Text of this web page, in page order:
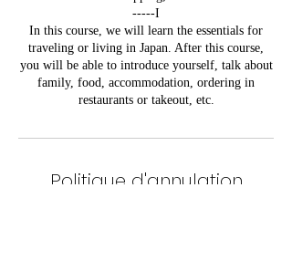
-----I
In this course, we will learn the essentials for
traveling or living in Japan. After this course,
you will be able to introduce yourself, talk about
family, food, accommodation, ordering in
restaurants or takeout, etc.
Politique d'annulation